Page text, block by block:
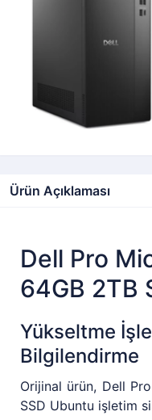
Ürün Açıklaması
Dell Pro
64GB 2TB
Yükseltme
Bilgilendirme
Orijinal ürün, Dell
SSD Ubuntu işletim